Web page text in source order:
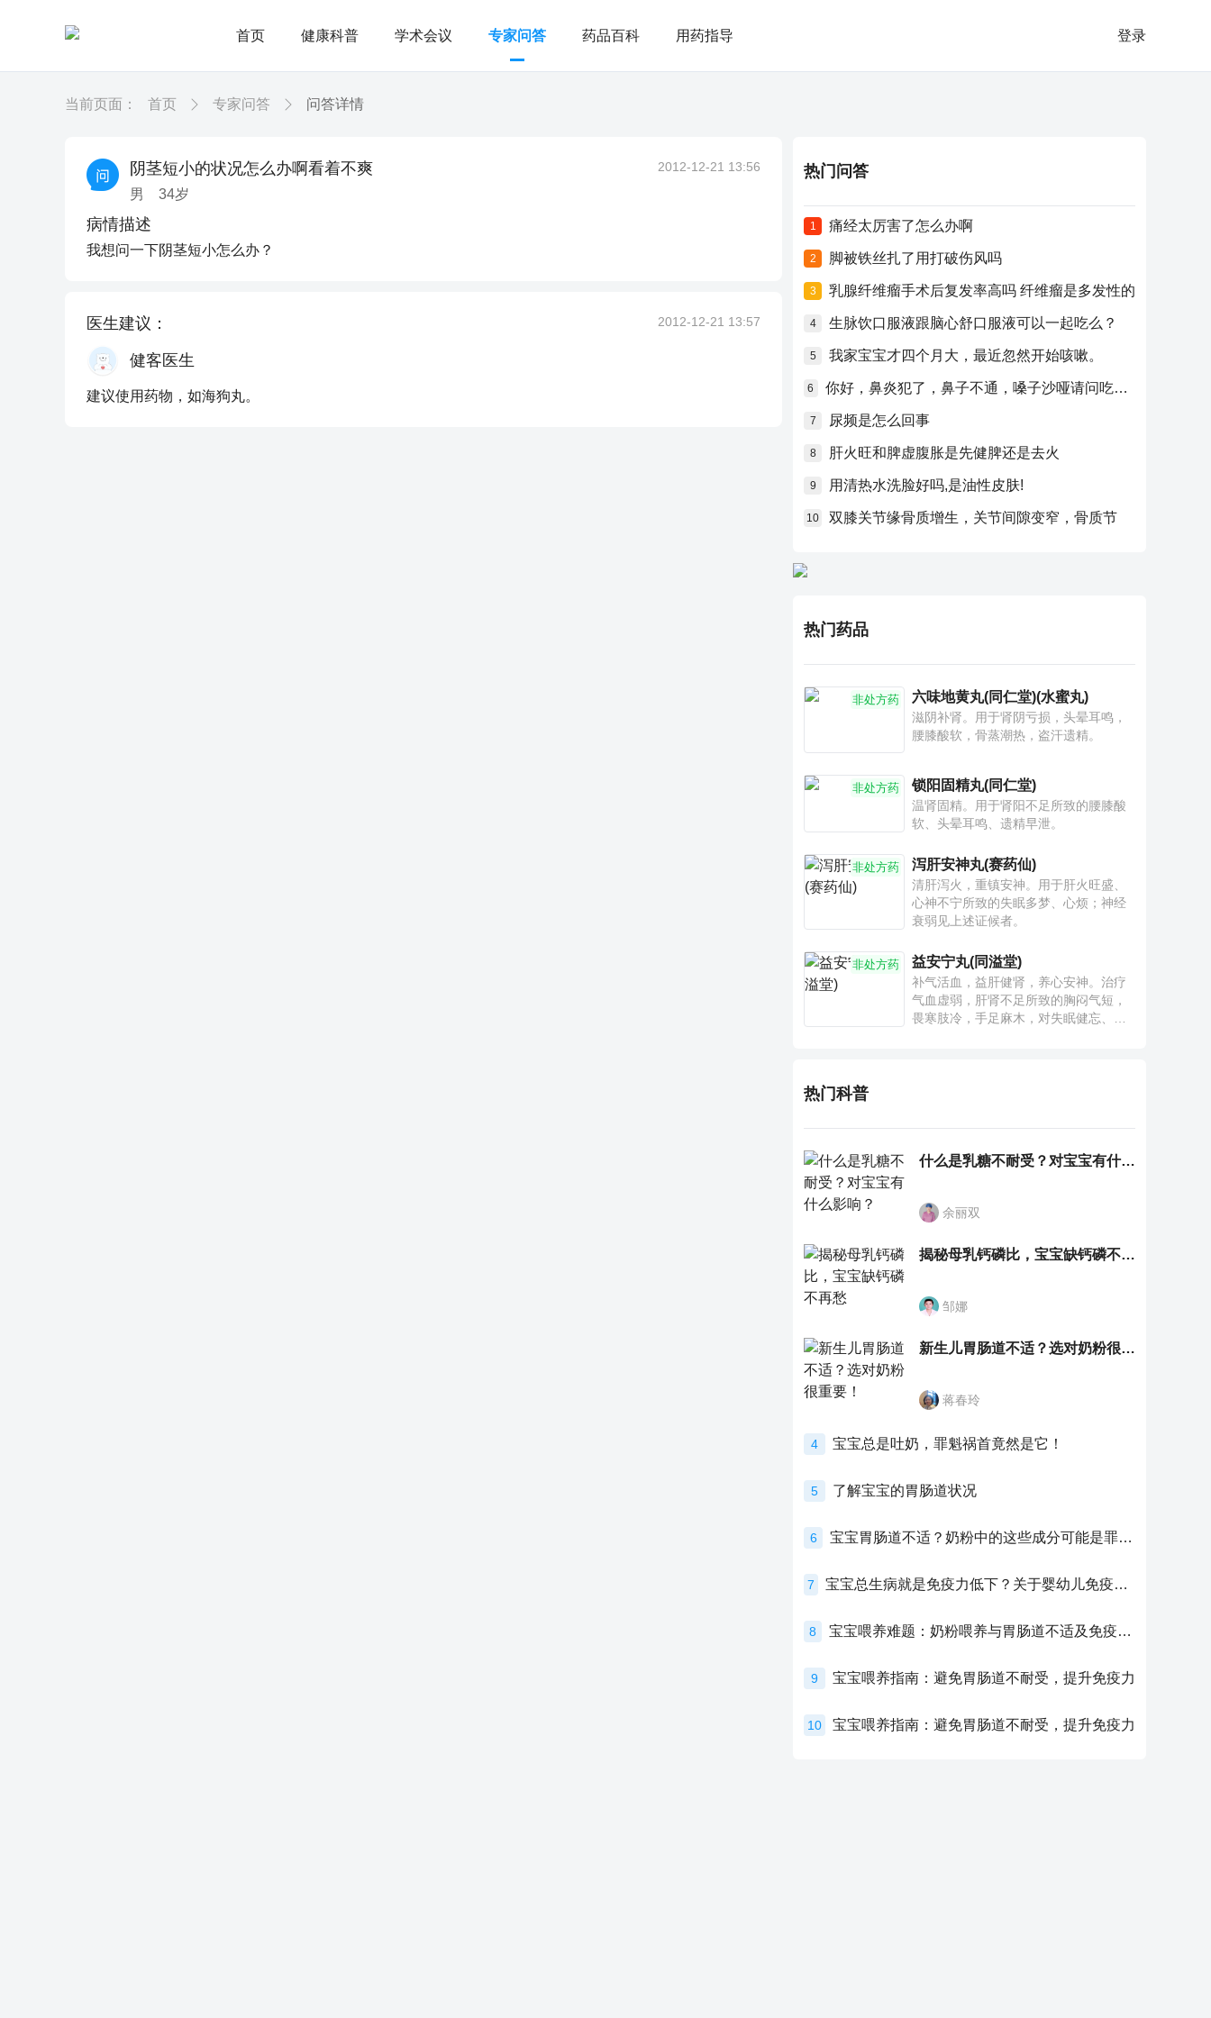
首页 健康科普 学术会议 专家问答 药品百科 用药指导 登录
当前页面： 首页 专家问答 问答详情
阴茎短小的状况怎么办啊看着不爽
男 34岁
2012-12-21 13:56
病情描述
我想问一下阴茎短小怎么办？
医生建议： 2012-12-21 13:57
健客医生
建议使用药物，如海狗丸。
热门问答
1 痛经太厉害了怎么办啊
2 脚被铁丝扎了用打破伤风吗
3 乳腺纤维瘤手术后复发率高吗 纤维瘤是多发性的
4 生脉饮口服液跟脑心舒口服液可以一起吃么？
5 我家宝宝才四个月大，最近忽然开始咳嗽。
6 你好，鼻炎犯了，鼻子不通，嗓子沙哑请问吃什么药比较好？
7 尿频是怎么回事
8 肝火旺和脾虚腹胀是先健脾还是去火
9 用清热水洗脸好吗,是油性皮肤!
10 双膝关节缘骨质增生，关节间隙变窄，骨质节
热门药品
非处方药 六味地黄丸(同仁堂)(水蜜丸)
滋阴补肾。用于肾阴亏损，头晕耳鸣，
腰膝酸软，骨蒸潮热，盗汗遗精。
非处方药 锁阳固精丸(同仁堂)
温肾固精。用于肾阳不足所致的腰膝酸
软、头晕耳鸣、遗精早泄。
非处方药 泻肝安神丸(赛药仙)
清肝泻火，重镇安神。用于肝火旺盛、
心神不宁所致的失眠多梦、心烦；神经
衰弱见上述证候者。
非处方药 益安宁丸(同溢堂)
补气活血，益肝健肾，养心安神。治疗
气血虚弱，肝肾不足所致的胸闷气短，
畏寒肢冷，手足麻木，对失眠健忘、神
热门科普
什么是乳糖不耐受？对宝宝有什么影响？
余丽双
揭秘母乳钙磷比，宝宝缺钙磷不再愁
邹娜
新生儿胃肠道不适？选对奶粉很重要！
蒋春玲
4 宝宝总是吐奶，罪魁祸首竟然是它！
5 了解宝宝的胃肠道状况
6 宝宝胃肠道不适？奶粉中的这些成分可能是罪魁祸首！
7 宝宝总生病就是免疫力低下？关于婴幼儿免疫力的真相，家长必须了解！
8 宝宝喂养难题：奶粉喂养与胃肠道不适及免疫力提升的奥秘
9 宝宝喂养指南：避免胃肠道不耐受，提升免疫力
10 宝宝喂养指南：避免胃肠道不耐受，提升免疫力